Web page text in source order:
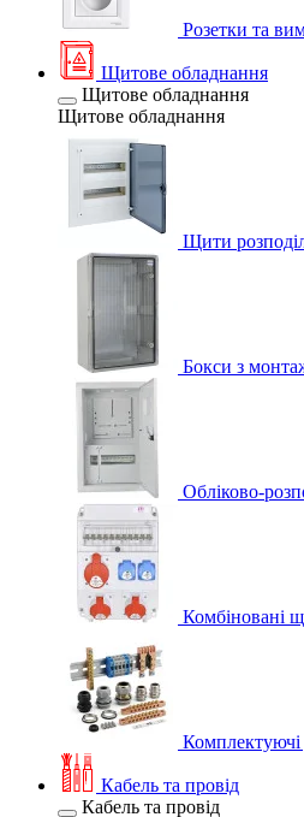
Розетки та
Щитове обладнання
Щитове обладнання
Щитове обладнання
Щити
Бокси з
Обліково-
Комбіновані
Комплектуючі
Кабель та провід
Кабель та провід